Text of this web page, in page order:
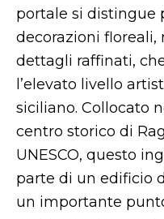
portale si distingue
decorazioni
dettagli raffinati,
l’elevato livello
siciliano. Collocato
centro storico di
UNESCO, questo
parte di un edificio
un importante